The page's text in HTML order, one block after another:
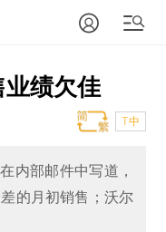
绩欠佳
T中
内部邮件中写道，
的月初销售；沃尔